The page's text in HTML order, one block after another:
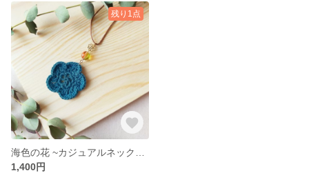
残り1点
1,400円